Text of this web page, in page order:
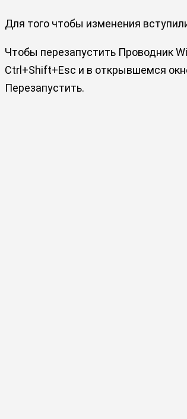
Для того чтобы изменения
Чтобы перезапустить Проводник
Ctrl+Shift+Esc и в открывшемся
Перезапустить.